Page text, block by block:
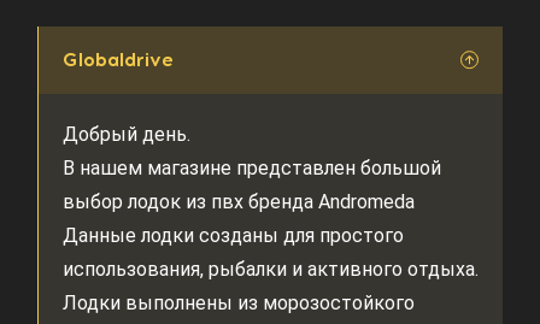
Globaldrive
Добрый день.
В нашем магазине представлен большой
выбор лодок из пвх бренда Andromeda
Данные лодки созданы для простого
использования, рыбалки и активного отдыха.
Лодки выполнены из морозостойкого